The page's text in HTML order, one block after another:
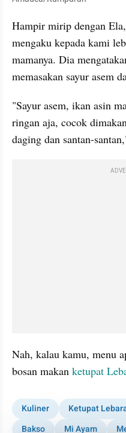
Hampir mirip dengan
mengaku kepada kami
mamanya. Dia
memasakan sayur asem
"Sayur asem, ikan asin
ringan aja, cocok
daging dan santan-
Nah, kalau kamu, menu
bosan makan ketupat
Kuliner Ketupat
Bakso
Mi Ayam